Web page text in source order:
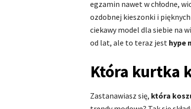
egzamin nawet w chłodne,
ozdobnej kieszonki i
ciekawy model dla siebie na
od lat, ale to teraz jest hype
Która kurtka
Zastanawiasz się, która